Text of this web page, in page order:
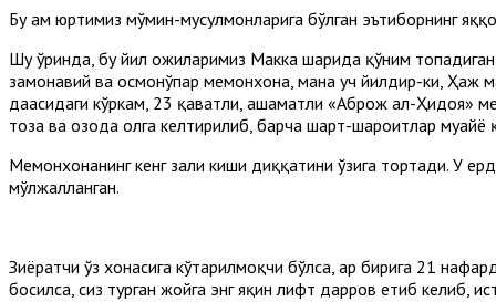
Бу ҳам юртимиз мўмин-мусулмонларига бўлган эътиборнинг
Шу ўринда, бу йил ҳожиларимиз Макка шаҳрида қўним
замонавий ва осмонўпар меҳмонхона, мана уч йилдир-ки, Ҳаж
даҳасидаги кўркам, 23 қаватли, ҳашаматли «Аброж ал-Ҳидоя»
тоза ва озода ҳолга келтирилиб, барча шарт-шароитлар
Меҳмонхонанинг кенг зали киши диққатини ўзига тортади. У
мўлжалланган.
Зиёратчи ўз хонасига кўтарилмоқчи бўлса, ҳар бирига 21
босилса, сиз турган жойга энг яқин лифт дарров етиб келиб,